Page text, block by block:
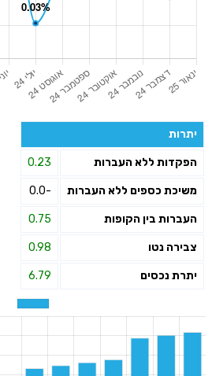
יתרות
הפקדות ללא העברות 0.23
משיכת כספים ללא העברות -0.0
העברות בין הקופות 0.75
צבירה נטו 0.98
יתרת נכסים 6.79